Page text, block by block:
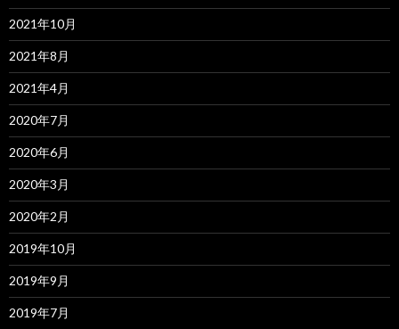
2021年10月
2021年8月
2021年4月
2020年7月
2020年6月
2020年3月
2020年2月
2019年10月
2019年9月
2019年7月